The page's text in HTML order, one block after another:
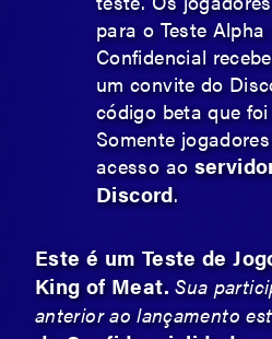
para o Teste Alpha
Confidencial
um convite do
código beta que
Somente
acesso ao
Discord.
Este é um Teste de
King of Meat. Sua
anterior ao lançamento